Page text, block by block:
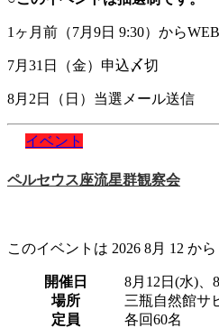
1ヶ月前（7月9日 9:30）から
7月31日（金）申込〆切
8月2日（日）当選メール送信
イベント
ペルセウス座流星群観察会
このイベントは 2026 8月 12 か
開催日
8月12日(水)、
場所
三瓶自然館
定員
各回60名